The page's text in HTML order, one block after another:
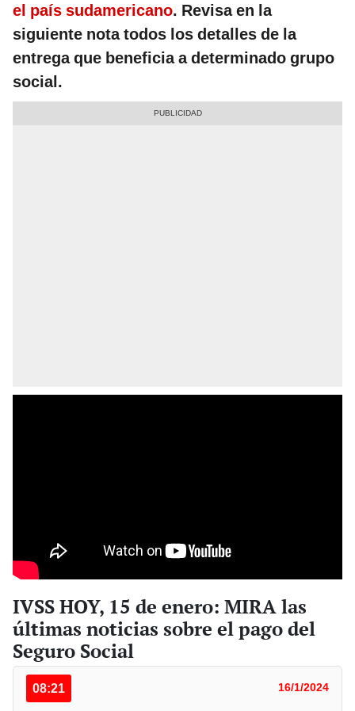
el país sudamericano. Revisa en la
siguiente nota todos los detalles de la
entrega que beneficia a determinado grupo
social.
IVSS HOY, 15 de enero: MIRA las
últimas noticias sobre el pago del
Seguro Social
08:21 16/1/2024